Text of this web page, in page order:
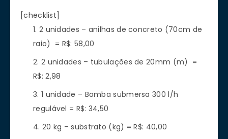
[checklist]
2 unidades – anilhas de concreto (70cm de
raio) = R$: 58,00
2 unidades – tubulações de 20mm (m) =
R$: 2,98
1 unidade – Bomba submersa 300 l/h
regulável = R$: 34,50
20 kg – substrato (kg) = R$: 40,00